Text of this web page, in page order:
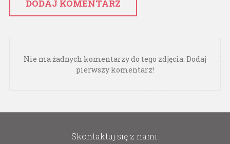
DODAJ KOMENTARZ
Nie ma żadnych komentarzy do tego zdjęcia. Dodaj
pierwszy komentarz!
Skontaktuj się z nami: